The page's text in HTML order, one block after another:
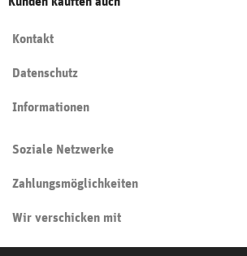
Kontakt
Datenschutz
Informationen
Soziale Netzwerke
Zahlungsmöglichkeiten
Wir verschicken mit